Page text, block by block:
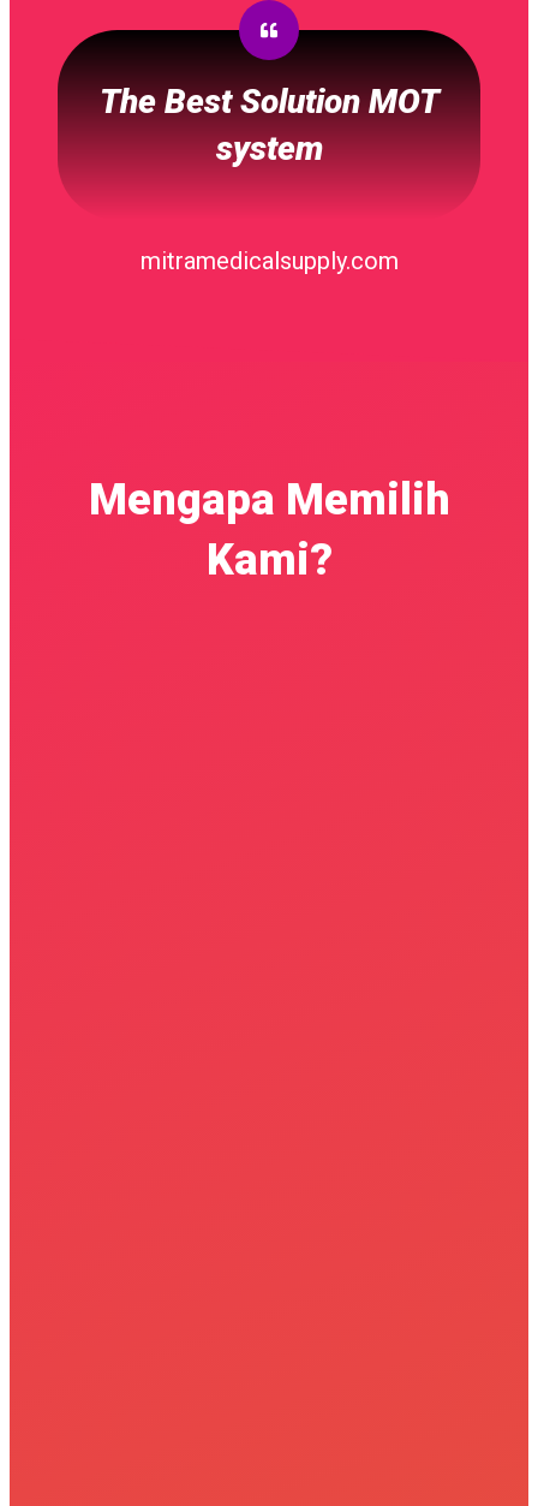
The Best Solution MOT
system
mitramedicalsupply.com
Mengapa Memilih
Kami?